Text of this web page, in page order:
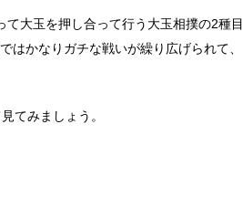
大玉を押し合って行う大玉相撲の2種目
はかなりガチな戦いが繰り広げられて、
てみましょう。